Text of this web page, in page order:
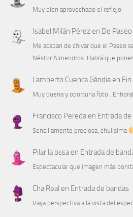
Muy bien aprovechado el reflejo
Isabel Milán Pérezen De Paseo
Me acaban de chivar que el Paseo
Néstor Almendros. Habrá que poner
Lamberto Cuenca Gándiaen
Muy buena y oportuna foto .
Francisco Peredaen Entrada
Sencillamente preciosa, chulisima
Pilar la ossaen Entrada de
Espectacular que imagen más
Cha Real en Entrada de bandas
Vaya perspectiva a la vista del